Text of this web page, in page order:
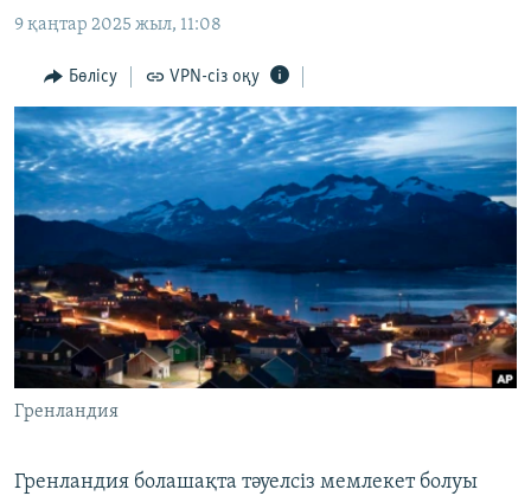
main
Navigation
to
Search
АДАМ ҚҰҚЫҚТАРЫ
ӘЛЕУМЕТ
ӘЛЕМ
АРНАЙЫ ЖОБАЛАР
Русский
ЖАЗЫЛЫҢЫЗ
Басқа тілдерде
9 қаңтар 2025 жыл, 11:08
Бөлісу VPN-сіз оқу
Гренландия
Гренландия болашақта тәуелсіз мемлекет болуы